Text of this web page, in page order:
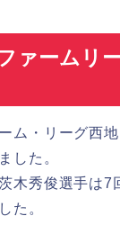
ァームリ
ム・リーグ西
した。
木秀俊選手は7
た。